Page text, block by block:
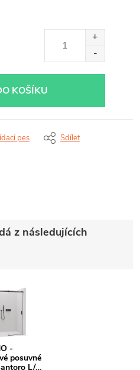
KOŠÍKU
pes Sdílet
z následujících
-
posuvné
L/P